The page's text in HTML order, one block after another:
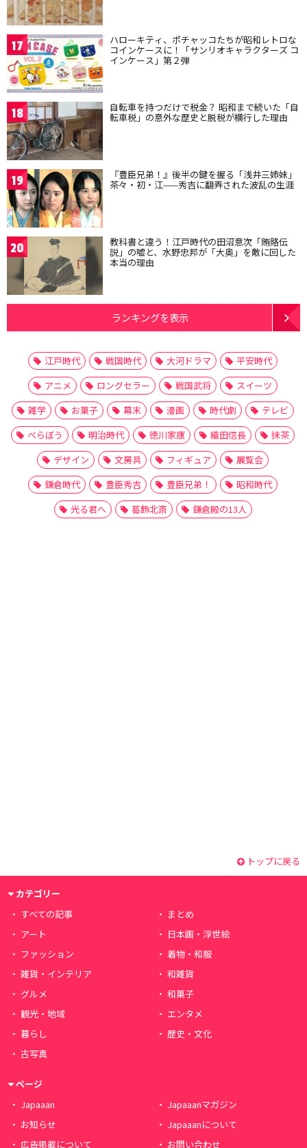
17 ハローキティ、ポチャッコたちが昭和レトロな
コインケースに！「サンリオキャラクターズ コ
インケース」第２弾
18 自転車を持つだけで税金？ 昭和まで続いた「自
転車税」の意外な歴史と脱税が横行した理由
19 『豊臣兄弟！』後半の鍵を握る「浅井三姉妹」
茶々・初・江——秀吉に翻弄された波乱の生涯
20 教科書と違う！江戸時代の田沼意次「賄賂伝
説」の嘘と、水野忠邦が「大奥」を敵に回した
本当の理由
ランキングを表示
江戸時代 戦国時代 大河ドラマ
平安時代
アニメ
ロングセラー 戦国武将
スイーツ
雑学
お菓子 幕末 漫画 時代劇
テレビ
べらぼう
明治時代 徳川家康 織田信長
抹茶
デザイン
文房具 フィギュア
展覧会
鎌倉時代
豊臣秀吉 豊臣兄弟！
昭和時代
光る君へ
葛飾北斎 鎌倉殿の13人
トップに戻る
カテゴリー
すべての記事
まとめ
アート
日本画・浮世絵
ファッション
着物・和服
雑貨・インテリア
和雑貨
グルメ
和菓子
観光・地域
エンタメ
暮らし
歴史・文化
古写真
ページ
Japaaan
Japaaanマガジン
お知らせ
Japaaanについて
広告掲載について
お問い合わせ